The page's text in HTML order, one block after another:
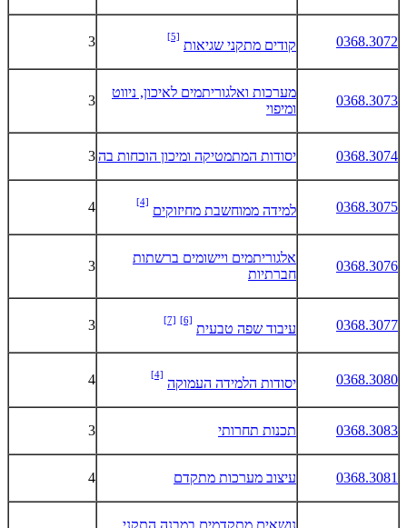
0368.3072 קודים מתקני שגיאות
[5]
3
0368.3073
מערכות ואלגוריתמים לאיכון, ניווט
ומיפוי
3
0368.3074 יסודות המתמטיקה ומיכון הוכחות בה3
0368.3075 למידה ממוחשבת מחיזוקים
[4]
4
0368.3076
אלגוריתמים ויישומים ברשתות
חברתיות
3
0368.3077 עיבוד שפה טבעית
[6]
[7]
3
0368.3080 יסודות הלמידה העמוקה
[4]
4
0368.3083 תכנות תחרותי 3
0368.3081 עיצוב מערכות מתקדם 4